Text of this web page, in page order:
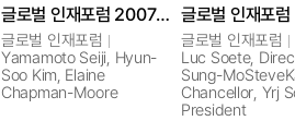
글로벌 인재포럼 2007: 엔지니어링을 위한 산-학 파트너쉽
글로벌 인재포럼
Yamamoto Seiji, Hyun-
Soo Kim, Elaine
Chapman-Moore
글로벌 인재포럼
Luc Soete,
Sung-
Chancellor, Yrj
President